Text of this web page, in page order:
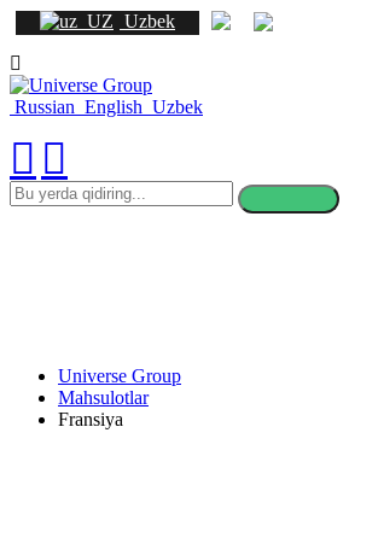
Uzbek
Russian English Uzbek
bu
yerda
Universe Group
Mahsulotlar
Fransiya